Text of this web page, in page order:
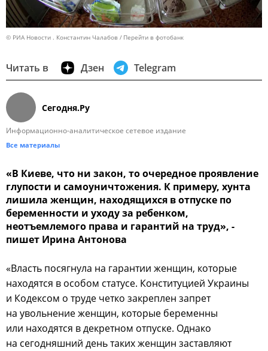
© РИА Новости . Константин Чалабов Перейти в фотобанк
Читать в Дзен Telegram
Сегодня.Ру
Информационно-аналитическое сетевое издание
Все материалы
«В Киеве, что ни закон, то очередное проявление
глупости и самоуничтожения. К примеру, хунта
лишила женщин, находящихся в отпуске по
беременности и уходу за ребенком,
неотъемлемого права и гарантий на труд», -
пишет Ирина Антонова
«Власть посягнула на гарантии женщин, которые
находятся в особом статусе. Конституцией Украины
и Кодексом о труде четко закреплен запрет
на увольнение женщин, которые беременны
или находятся в декретном отпуске. Однако
на сегодняшний день таких женщин заставляют